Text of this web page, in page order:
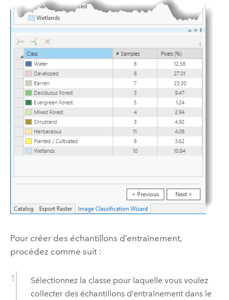
Pour créer des échantillons d’entraînement,
procédez comme suit :
Sélectionnez la classe pour laquelle vous voulez
collecter des échantillons d’entraînement dans le